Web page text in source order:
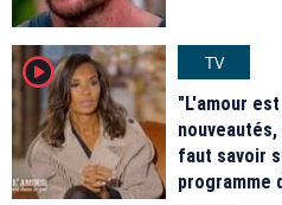
player2
TV
"L'amour
faut savoir
programme